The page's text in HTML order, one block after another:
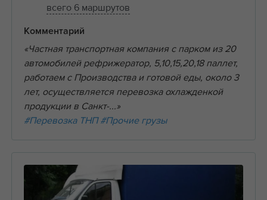
всего 6 маршрутов
Комментарий
«Частная транспортная компания с парком из 20
автомобилей рефрижератор, 5,10,15,20,18 паллет,
работаем с Производства и готовой еды, около 3
лет, осуществляется перевозка охлажденкой
продукции в Санкт-...»
#Перевозка ТНП #Прочие грузы